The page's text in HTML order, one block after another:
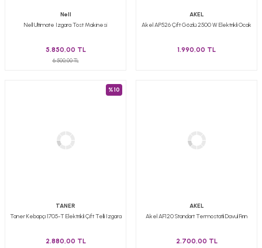
Nell
Nell Ultimate Izgara Tost Makinesi
5.850,00 TL
6.500,00 TL
AKEL
Akel AP526 Çift Gözlü 2500 W Elektrikli Ocak
1.990,00 TL
%10
TANER
Taner Kebapçı 1705-T Elektrikli Çift Telli Izgara
2.880,00 TL
AKEL
Akel AF120 Standart Termostatlı Davul Fırın
2.700,00 TL